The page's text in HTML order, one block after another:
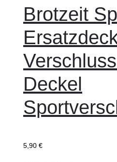
Brotzeit
Deckel
5,90 €